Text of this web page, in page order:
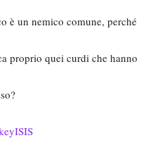
è un nemico comune, perché
proprio quei curdi che hanno